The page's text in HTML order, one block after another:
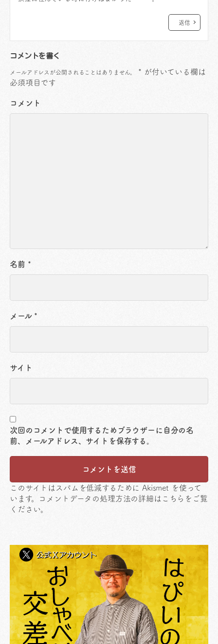
返信
コメントを書く
メールアドレスが公開されることはありません。 * が付いている欄は
必須項目です
コメント
名前 *
メール *
サイト
次回のコメントで使用するためブラウザーに自分の名
前、メールアドレス、サイトを保存する。
このサイトはスパムを低減するために Akismet を使って
います。
コメントデータの処理方法の詳細はこちらをご覧
ください。